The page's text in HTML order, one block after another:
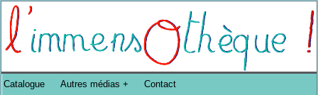
Bibliothèque DoucheFLUX Bibliotheek -->
Catalogue Autres médias Contact